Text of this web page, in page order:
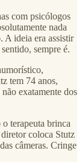
com psicólogos
nada
A ideia era assistir
sempre é.
tem 74 anos,
exatamente dos
terapeuta brinca
coloca Stutz
câmeras. Cringe